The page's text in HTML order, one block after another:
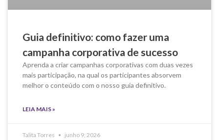
Guia definitivo: como fazer uma
campanha corporativa de sucesso
Aprenda a criar campanhas corporativas com duas vezes
mais participação, na qual os participantes absorvem
melhor o conteúdo com o nosso guia definitivo.
LEIA MAIS »
Talita Torres junho 9, 2026